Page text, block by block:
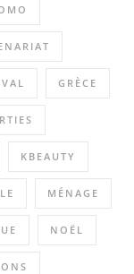
GRÈCE
KBEAUTY
MÉNAGE
NOËL